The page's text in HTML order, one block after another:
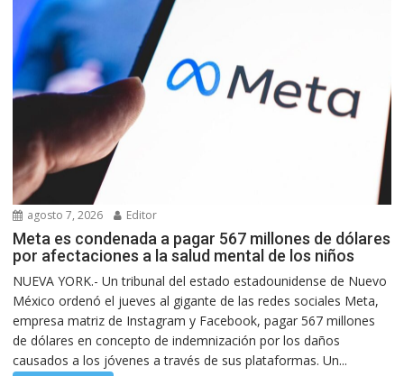
agosto 7, 2026 Editor
Meta es condenada a pagar 567 millones de dólares
por afectaciones a la salud mental de los niños
NUEVA YORK.- Un tribunal del estado estadounidense de Nuevo
México ordenó el jueves al gigante de las redes sociales Meta,
empresa matriz de Instagram y Facebook, pagar 567 millones
de dólares en concepto de indemnización por los daños
causados a los jóvenes a través de sus plataformas. Un...